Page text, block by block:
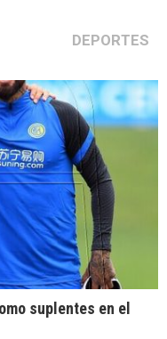
DEPORTES
suplentes en el